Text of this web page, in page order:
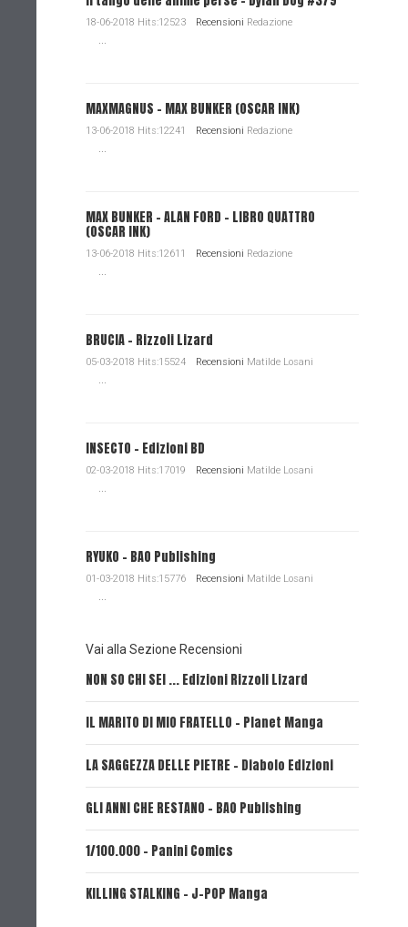
18-06-2018 Hits:12523 Recensioni Redazione
MAXMAGNUS – MAX BUNKER (OSCAR INK)
13-06-2018 Hits:12241 Recensioni Redazione
MAX BUNKER – ALAN FORD – LIBRO QUATTRO
(OSCAR INK)
13-06-2018 Hits:12611 Recensioni Redazione
BRUCIA - Rizzoli Lizard
05-03-2018 Hits:15524 Recensioni Matilde Losani
INSECTO - Edizioni BD
02-03-2018 Hits:17019 Recensioni Matilde Losani
RYUKO - BAO Publishing
01-03-2018 Hits:15776 Recensioni Matilde Losani
Vai alla Sezione Recensioni
NON SO CHI SEI ... Edizioni Rizzoli Lizard
IL MARITO DI MIO FRATELLO - Planet Manga
LA SAGGEZZA DELLE PIETRE - Diabolo Edizioni
GLI ANNI CHE RESTANO - BAO Publishing
1/100.000 - Panini Comics
KILLING STALKING - J-POP Manga